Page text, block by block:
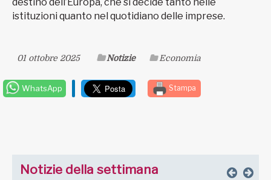
istituzioni quanto nel quotidiano delle imprese.
01 ottobre 2025 Notizie Economia
WhatsApp Stampa
Notizie della settimana